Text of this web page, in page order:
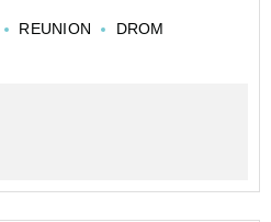
REUNION DROM